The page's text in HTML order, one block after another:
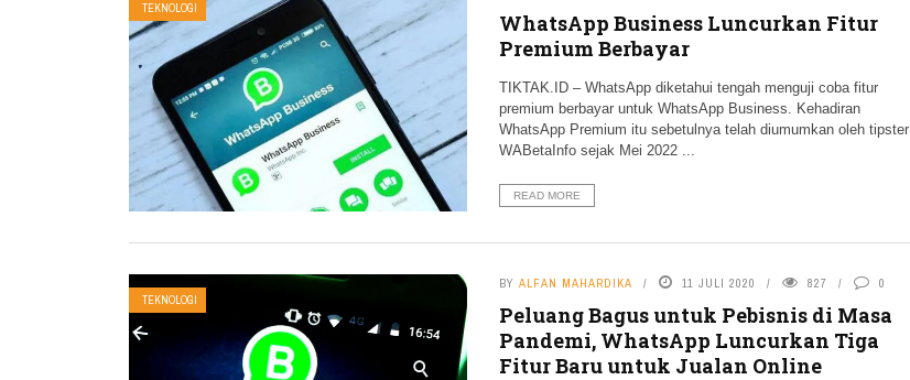
TEKNOLOGI
WhatsApp Business Luncurkan Fitur
Premium Berbayar
TIKTAK.ID – WhatsApp diketahui tengah menguji coba fitur
premium berbayar untuk WhatsApp Business. Kehadiran
WhatsApp Premium itu sebetulnya telah diumumkan oleh tipster
WABetaInfo sejak Mei 2022 ...
READ MORE
TEKNOLOGI
BY ALFAN MAHARDIKA 11 JULI 2020 827 0
Peluang Bagus untuk Pebisnis di Masa
Pandemi, WhatsApp Luncurkan Tiga
Fitur Baru untuk Jualan Online